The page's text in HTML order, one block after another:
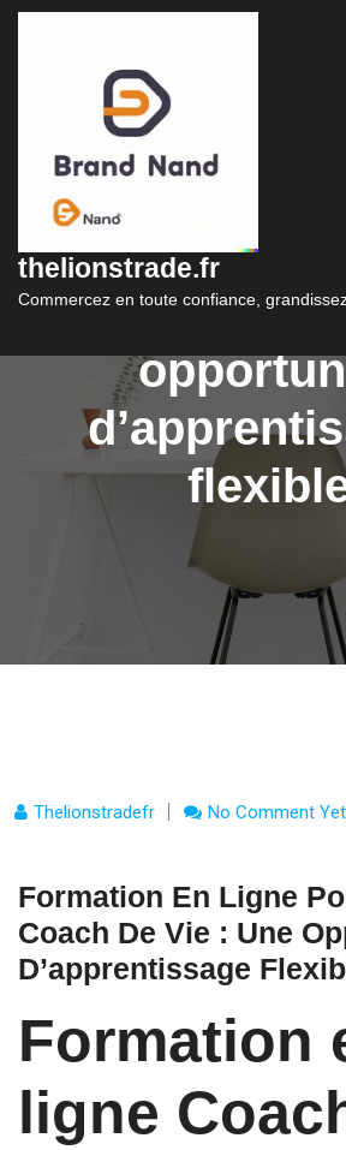
content
thelionstrade.fr
Commercez en toute confiance,
Formation
pour devenir
de vie :
Thelionstradefr No Comment Yet
Formation En Ligne
Coach De Vie : Une
D’apprentissage
Formation
ligne